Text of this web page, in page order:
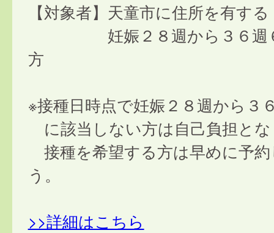
【対象者】天童市に住所を有する
妊娠２８週から３６週６
方
※接種日時点で妊娠２８週から３
に該当しない方は自己負担と
接種を希望する方は早めに予
う。
>>詳細はこちら